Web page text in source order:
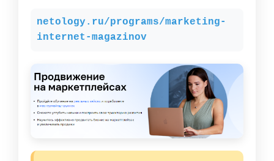
netology.ru/programs/marketing-
internet-magazinov